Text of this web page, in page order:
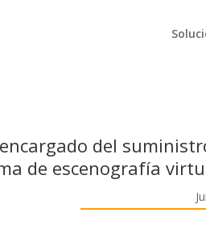
del
de escenografía